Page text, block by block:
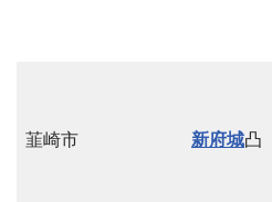
韮崎市 新府城凸